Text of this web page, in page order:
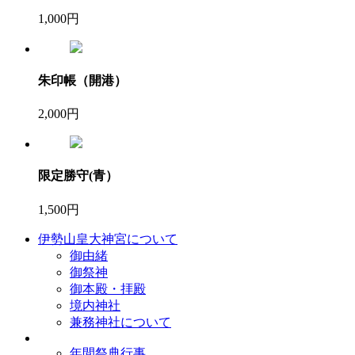
1,000円
朱印帳（開港）
2,000円
限定勝守(青）
1,500円
伊勢山皇大神宮について
御由緒
御祭神
御本殿・拝殿
境内神社
兼務神社について